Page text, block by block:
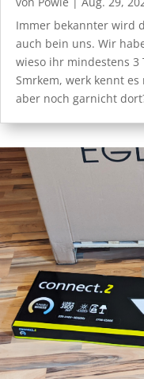
Immer bekannter wird
auch bein uns. Wir
wieso ihr mindestens 3
Smrkem, werk kennt
aber noch garnicht